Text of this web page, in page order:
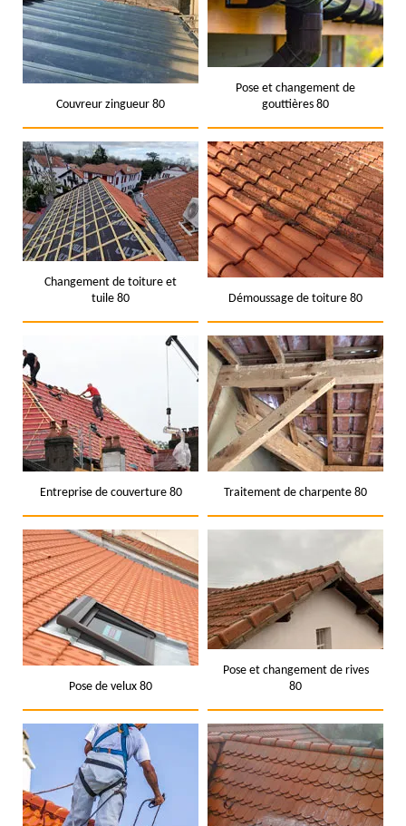
Couvreur zingueur 80
Pose et changement de
gouttières 80
Changement de toiture et
tuile 80
Démoussage de toiture 80
Entreprise de couverture 80 Traitement de charpente 80
Pose de velux 80
Pose et changement de rives
80